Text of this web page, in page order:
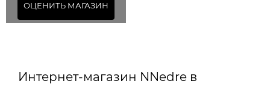
ОЦЕНИТЬ МАГАЗИН
Интернет-магазин NNedre в